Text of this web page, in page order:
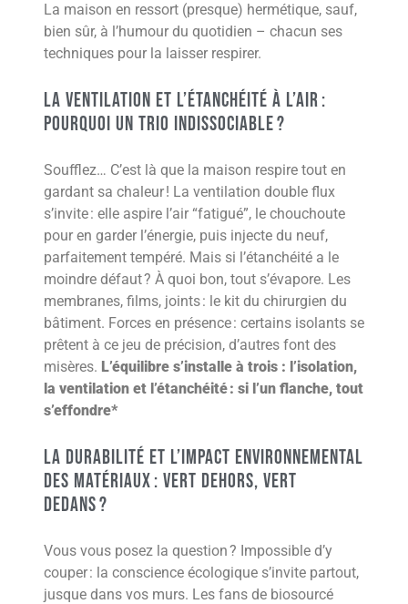
La maison en ressort (presque) hermétique, sauf,
bien sûr, à l’humour du quotidien – chacun ses
techniques pour la laisser respirer.
La Ventilation et l’Étanchéité à l’Air :
Pourquoi un Trio Indissociable ?
Soufflez… C’est là que la maison respire tout en
gardant sa chaleur ! La ventilation double flux
s’invite : elle aspire l’air “fatigué”, le chouchoute
pour en garder l’énergie, puis injecte du neuf,
parfaitement tempéré. Mais si l’étanchéité a le
moindre défaut ? À quoi bon, tout s’évapore. Les
membranes, films, joints : le kit du chirurgien du
bâtiment. Forces en présence : certains isolants se
prêtent à ce jeu de précision, d’autres font des
misères. L’équilibre s’installe à trois : l’isolation,
la ventilation et l’étanchéité : si l’un flanche, tout
s’effondre*
La Durabilité et l’Impact Environnemental
des Matériaux : Vert dehors, vert
dedans ?
Vous vous posez la question ? Impossible d’y
couper : la conscience écologique s’invite partout,
jusque dans vos murs. Les fans de biosourcé